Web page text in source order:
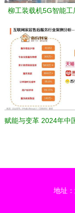
柳工装载机5G智能
赋能与变革 2024年中
地址